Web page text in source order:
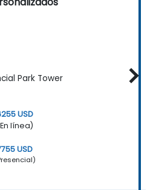
Park Tower
USD
línea)
USD